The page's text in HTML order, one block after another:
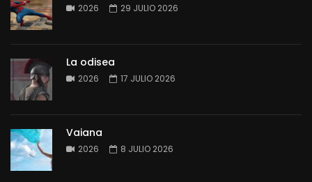
2026 29 JULIO 2026
La odisea
2026 17 JULIO 2026
Vaiana
2026 8 JULIO 2026